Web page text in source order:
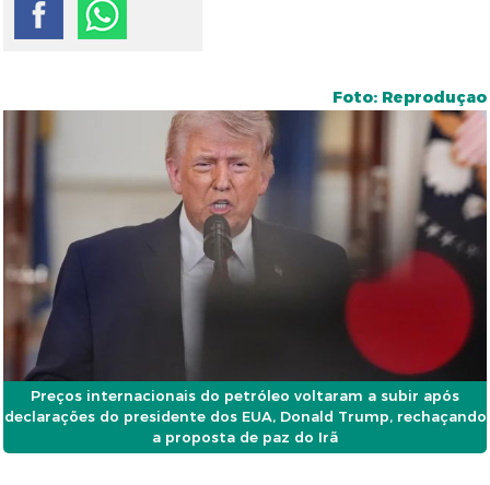
Foto: Reproduçao
Preços internacionais do petróleo voltaram a subir após
declarações do presidente dos EUA, Donald Trump, rechaçando
a proposta de paz do Irã